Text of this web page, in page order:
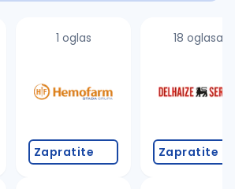
1 oglas
Zapratite
18 oglasa
Zapratite